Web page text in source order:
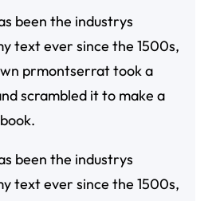
been the industrys
text ever since the 1500s,
prmontserrat took a
scrambled it to make a
been the industrys
text ever since the 1500s,